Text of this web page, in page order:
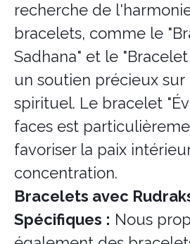
recherche de
bracelets, comme le
Sadhana" et le
un soutien précieux sur
spirituel. Le bracelet
faces est
favoriser la paix
concentration.
Bracelets avec
Spécifiques : Nous